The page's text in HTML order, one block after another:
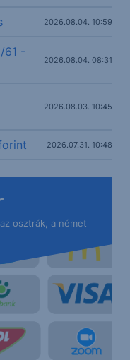
2026.08.04. 10:59
61 -
2026.08.04. 08:31
2026.08.03. 10:45
2026.07.31. 10:48
osztrák, a német